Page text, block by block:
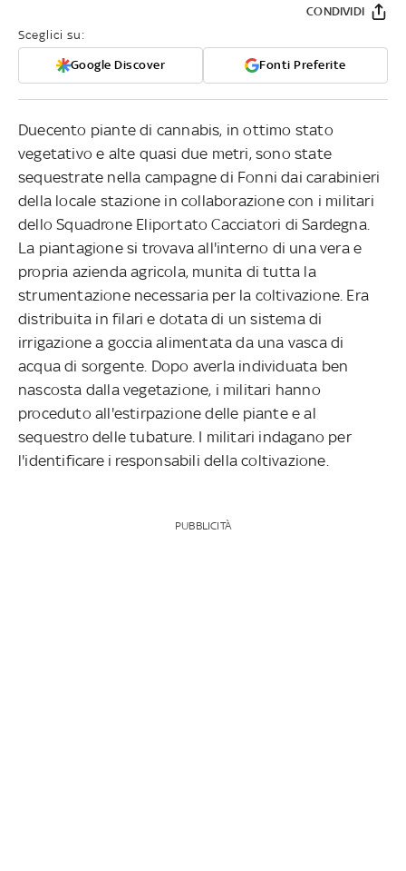
Sceglici su:
Google Discover Fonti Preferite
CONDIVIDI
Duecento piante di cannabis, in ottimo stato
vegetativo e alte quasi due metri, sono state
sequestrate nella campagne di Fonni dai carabinieri
della locale stazione in collaborazione con i militari
dello Squadrone Eliportato Cacciatori di Sardegna.
La piantagione si trovava all'interno di una vera e
propria azienda agricola, munita di tutta la
strumentazione necessaria per la coltivazione. Era
distribuita in filari e dotata di un sistema di
irrigazione a goccia alimentata da una vasca di
acqua di sorgente. Dopo averla individuata ben
nascosta dalla vegetazione, i militari hanno
proceduto all'estirpazione delle piante e al
sequestro delle tubature. I militari indagano per
l'identificare i responsabili della coltivazione.
PUBBLICITÀ